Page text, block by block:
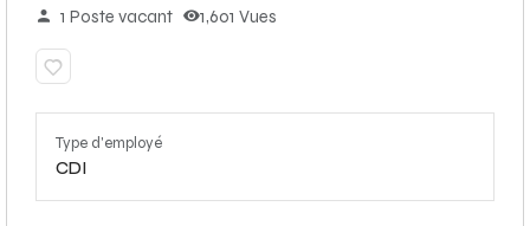
1 Poste vacant 1,601 Vues
Type d'employé
CDI